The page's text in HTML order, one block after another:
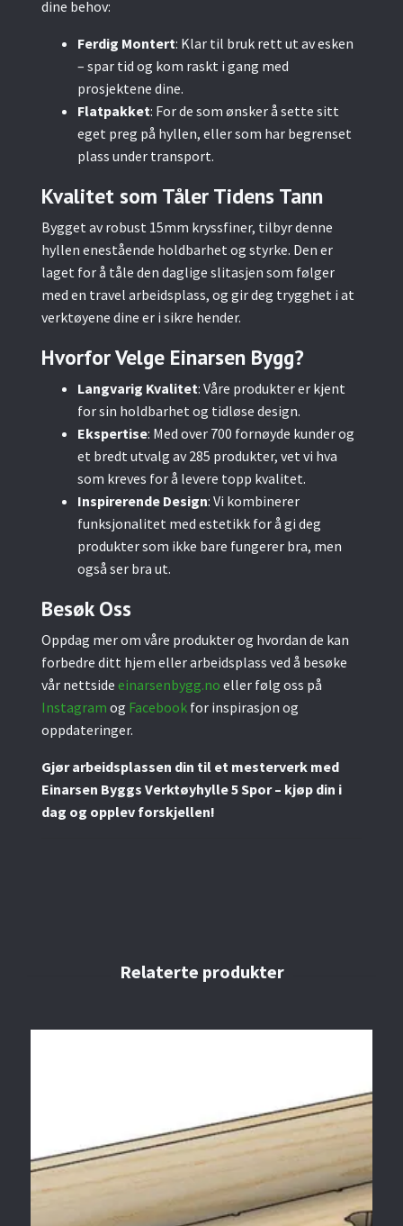
dine behov:
Ferdig Montert: Klar til bruk rett ut av esken
– spar tid og kom raskt i gang med
prosjektene dine.
Flatpakket: For de som ønsker å sette sitt
eget preg på hyllen, eller som har begrenset
plass under transport.
Kvalitet som Tåler Tidens Tann
Bygget av robust 15mm kryssfiner, tilbyr denne
hyllen enestående holdbarhet og styrke. Den er
laget for å tåle den daglige slitasjen som følger
med en travel arbeidsplass, og gir deg trygghet i at
verktøyene dine er i sikre hender.
Hvorfor Velge Einarsen Bygg?
Langvarig Kvalitet: Våre produkter er kjent
for sin holdbarhet og tidløse design.
Ekspertise: Med over 700 fornøyde kunder og
et bredt utvalg av 285 produkter, vet vi hva
som kreves for å levere topp kvalitet.
Inspirerende Design: Vi kombinerer
funksjonalitet med estetikk for å gi deg
produkter som ikke bare fungerer bra, men
også ser bra ut.
Besøk Oss
Oppdag mer om våre produkter og hvordan de kan
forbedre ditt hjem eller arbeidsplass ved å besøke
vår nettside einarsenbygg.no eller følg oss på
Instagram og Facebook for inspirasjon og
oppdateringer.
Gjør arbeidsplassen din til et mesterverk med
Einarsen Byggs Verktøyhylle 5 Spor – kjøp din i
dag og opplev forskjellen!